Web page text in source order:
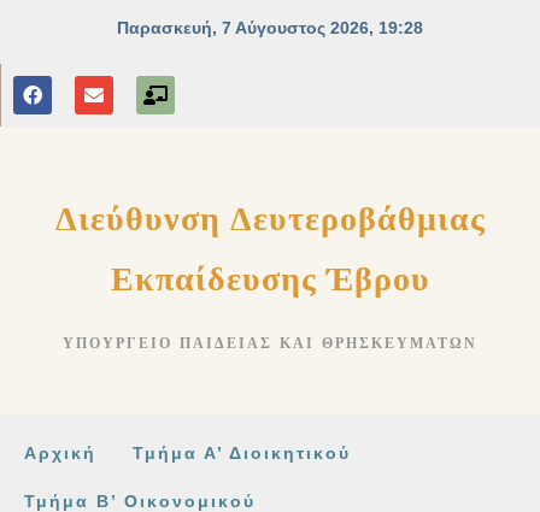
Διεύθυνση Δευτεροβάθμιας
Εκπαίδευσης Έβρου
ΥΠΟΥΡΓΕΊΟ ΠΑΙΔΕΊΑΣ ΚΑΙ ΘΡΗΣΚΕΥΜΆΤΩΝ
Αρχική Τμήμα Α’ Διοικητικού
Τμήμα Β’ Οικονομικού